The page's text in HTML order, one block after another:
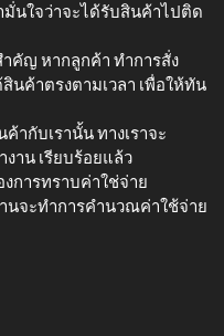
มั่นใจว่าจะได้รับสินค้าไปติด
ำคัญ หากลูกค้า ทำการสั่ง
นค้าตรงตามเวลา เพื่อให้ทัน
ค้ากับเรานั้น ทางเราจะ
งาน เรียบร้อยแล้ว
การทราบค่าใช่จ่าย
นจะทำการคำนวณค่าใช้จ่าย